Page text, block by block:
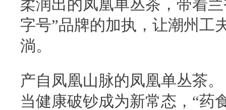
柔润出的凤凰单丛茶，带着
字号”品牌的加执，让潮州工
淌。
产自凤凰山脉的凤凰单丛茶。
当健康破钞成为新常态，“药